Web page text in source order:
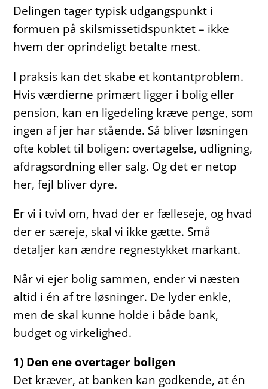
Delingen tager typisk udgangspunkt i
formuen på skilsmissetidspunktet – ikke
hvem der oprindeligt betalte mest.
I praksis kan det skabe et kontantproblem.
Hvis værdierne primært ligger i bolig eller
pension, kan en ligedeling kræve penge, som
ingen af jer har stående. Så bliver løsningen
ofte koblet til boligen: overtagelse, udligning,
afdragsordning eller salg. Og det er netop
her, fejl bliver dyre.
Er vi i tvivl om, hvad der er fælleseje, og hvad
der er særeje, skal vi ikke gætte. Små
detaljer kan ændre regnestykket markant.
Når vi ejer bolig sammen, ender vi næsten
altid i én af tre løsninger. De lyder enkle,
men de skal kunne holde i både bank,
budget og virkelighed.
1) Den ene overtager boligen
Det kræver, at banken kan godkende, at én